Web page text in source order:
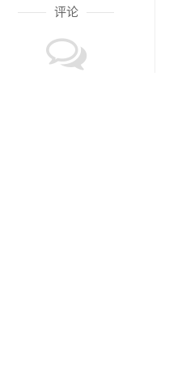
评论